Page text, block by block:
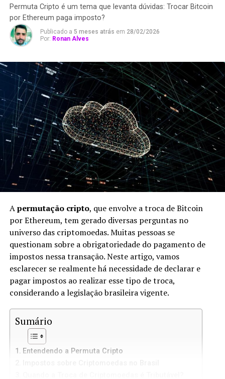
Permuta Cripto é um tema que levanta dúvidas: Trocar Bitcoin
por Ethereum paga imposto?
Publicado a 5 meses atrás em 28/02/2026
Por: Ronan Alves
Apermutação cripto, que envolve a troca de Bitcoin
por Ethereum, tem gerado diversas perguntas no
universo das criptomoedas. Muitas pessoas se
questionam sobre a obrigatoriedade do pagamento de
impostos nessa transação. Neste artigo, vamos
esclarecer se realmente há necessidade de declarar e
pagar impostos ao realizar esse tipo de troca,
considerando a legislação brasileira vigente.
Sumário
Entendendo a Permuta Cripto